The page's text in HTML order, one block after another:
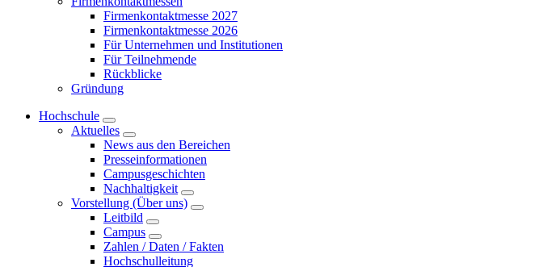
Firmenkontaktmesse 2027
Firmenkontaktmesse 2026
Für Unternehmen und Institutionen
Für Teilnehmende
Rückblicke
Gründung
Hochschule
Aktuelles
News aus den Bereichen
Presseinformationen
Campusgeschichten
Nachhaltigkeit
Vorstellung (Über uns)
Leitbild
Campus
Zahlen / Daten / Fakten
Hochschulleitung